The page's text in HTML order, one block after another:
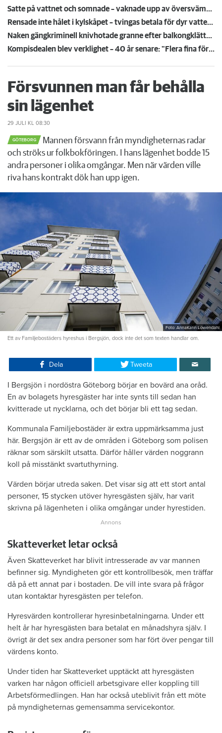
Satte på vattnet och somnade – vaknade upp av översvämning hos grannen
Rensade inte hålet i kylskåpet – tvingas betala för dyr vattenskada
Naken gängkriminell knivhotade granne efter balkongklättring
Kompisdealen blev verklighet – 40 år senare: "Flera fina fördelar med att dela bostad"
Försvunnen man får behålla
sin lägenhet
29 JULI KL 08:30
GÖTEBORG
Mannen försvann från myndigheternas radar
och ströks ur folkbokföringen. I hans lägenhet bodde 15
andra personer i olika omgångar. Men när värden ville
riva hans kontrakt dök han upp igen.
Foto: AnnaKarin Löwendahl
Ett av Familjebostäders hyreshus i Bergsjön, dock inte det som texten handlar om.
Dela Tweeta
I Bergsjön i nordöstra Göteborg börjar en bovärd ana oråd.
En av bolagets hyresgäster har inte synts till sedan han
kvitterade ut nycklarna, och det börjar bli ett tag sedan.
Kommunala Familjebostäder är extra uppmärksamma just
här. Bergsjön är ett av de områden i Göteborg som polisen
räknar som särskilt utsatta. Därför håller värden noggrann
koll på misstänkt svartuthyrning.
Värden börjar utreda saken. Det visar sig att ett stort antal
personer, 15 stycken utöver hyresgästen själv, har varit
skrivna på lägenheten i olika omgångar under hyrestiden.
Skatteverket letar också
Även Skatteverket har blivit intresserade av var mannen
befinner sig. Myndigheten gör ett kontrollbesök, men träffar
då på ett annat par i bostaden. De vill inte svara på frågor
utan kontaktar hyresgästen per telefon.
Hyresvärden kontrollerar hyresinbetalningarna. Under ett
helt år har hyresgästen bara betalat en månadshyra själv. I
övrigt är det sex andra personer som har fört över pengar till
värdens konto.
Under tiden har Skatteverket upptäckt att hyresgästen
varken har någon officiell arbetsgivare eller koppling till
Arbetsförmedlingen. Han har också uteblivit från ett möte
på myndigheternas gemensamma servicekontor.